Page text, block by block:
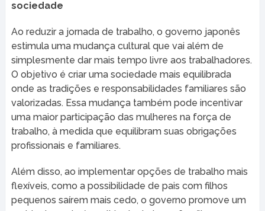
sociedade
Ao reduzir a jornada de trabalho, o governo japonês
estimula uma mudança cultural que vai além de
simplesmente dar mais tempo livre aos trabalhadores.
O objetivo é criar uma sociedade mais equilibrada
onde as tradições e responsabilidades familiares são
valorizadas. Essa mudança também pode incentivar
uma maior participação das mulheres na força de
trabalho, à medida que equilibram suas obrigações
profissionais e familiares.
Além disso, ao implementar opções de trabalho mais
flexíveis, como a possibilidade de pais com filhos
pequenos saírem mais cedo, o governo promove um